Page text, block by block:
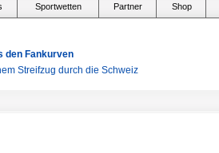
Sportwetten Partner Shop
den Fankurven
Streifzug durch die Schweiz